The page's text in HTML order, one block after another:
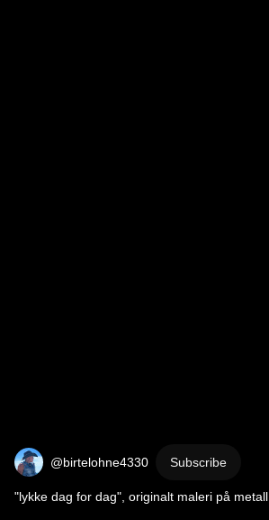
@birtelohne4330 Subscribe
"lykke dag for dag", originalt maleri på metall